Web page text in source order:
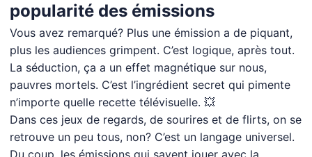
popularité des émissions
Vous avez remarqué? Plus une émission a de piquant,
plus les audiences grimpent. C’est logique, après tout.
La séduction, ça a un effet magnétique sur nous,
pauvres mortels. C’est l’ingrédient secret qui pimente
n’importe quelle recette télévisuelle. 💥
Dans ces jeux de regards, de sourires et de flirts, on se
retrouve un peu tous, non? C’est un langage universel.
Du coup, les émissions qui savent jouer avec la